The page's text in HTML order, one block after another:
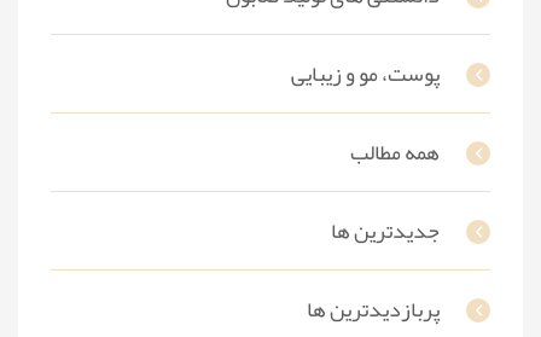
پوست، مو و زیبایی
همه مطالب
جدیدترین ها
پربازدیدترین ها